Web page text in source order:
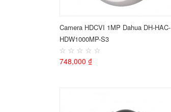
Camera HDCVI 1MP Dahua DH-HAC-
HDW1000MP-S3
748,000 ₫